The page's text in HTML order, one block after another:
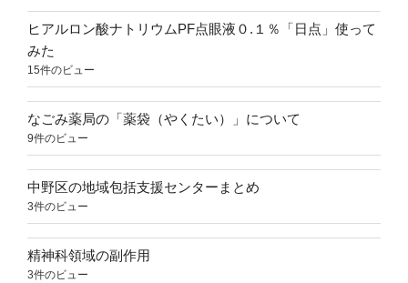
ヒアルロン酸ナトリウムPF点眼液０.１％「日点」使って
みた
15件のビュー
なごみ薬局の「薬袋（やくたい）」について
9件のビュー
中野区の地域包括支援センターまとめ
3件のビュー
精神科領域の副作用
3件のビュー